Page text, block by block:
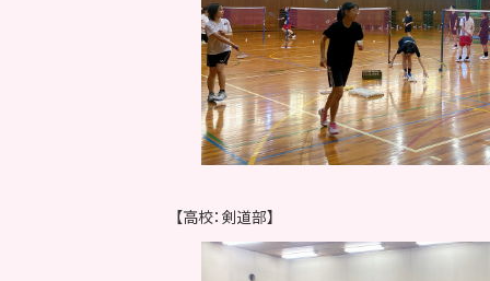
【高校：剣道部】